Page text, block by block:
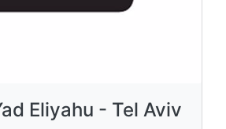
Eliyahu - Tel Aviv